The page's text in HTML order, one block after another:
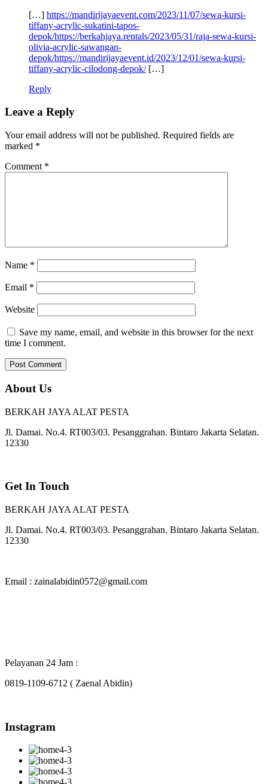
[…] https://mandirijayaevent.com/2023/11/07/sewa-kursi-
tiffany-acrylic-sukatini-tapos-
depok/https://berkahjaya.rentals/2023/05/31/raja-sewa-kursi-
olivia-acrylic-sawangan-
depok/https://mandirijayaevent.id/2023/12/01/sewa-kursi-
tiffany-acrylic-cilodong-depok/[…]
Reply
Leave a Reply
Your email address will not be published. Required fields are
marked *
Comment *
Name *
Email *
Website
Save my name, email, and website in this browser for the next
time I comment.
About Us
BERKAH JAYA ALAT PESTA
Jl. Damai. No.4. RT003/03. Pesanggrahan. Bintaro Jakarta Selatan.
12330
Get In Touch
BERKAH JAYA ALAT PESTA
Jl. Damai. No.4. RT003/03. Pesanggrahan. Bintaro Jakarta Selatan.
12330
Email : zainalabidin0572@gmail.com
Pelayanan 24 Jam :
0819-1109-6712 ( Zaenal Abidin)
Instagram